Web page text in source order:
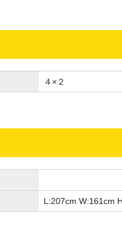
４×２
L:207cm W:161cm